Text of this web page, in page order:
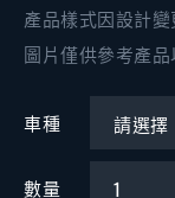
產品樣式因設計
圖片僅供參考產品
車種
數量